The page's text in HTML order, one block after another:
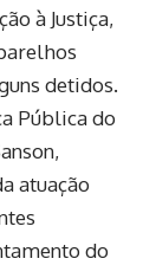
à Justiça,
detidos.
Pública do
atuação
do